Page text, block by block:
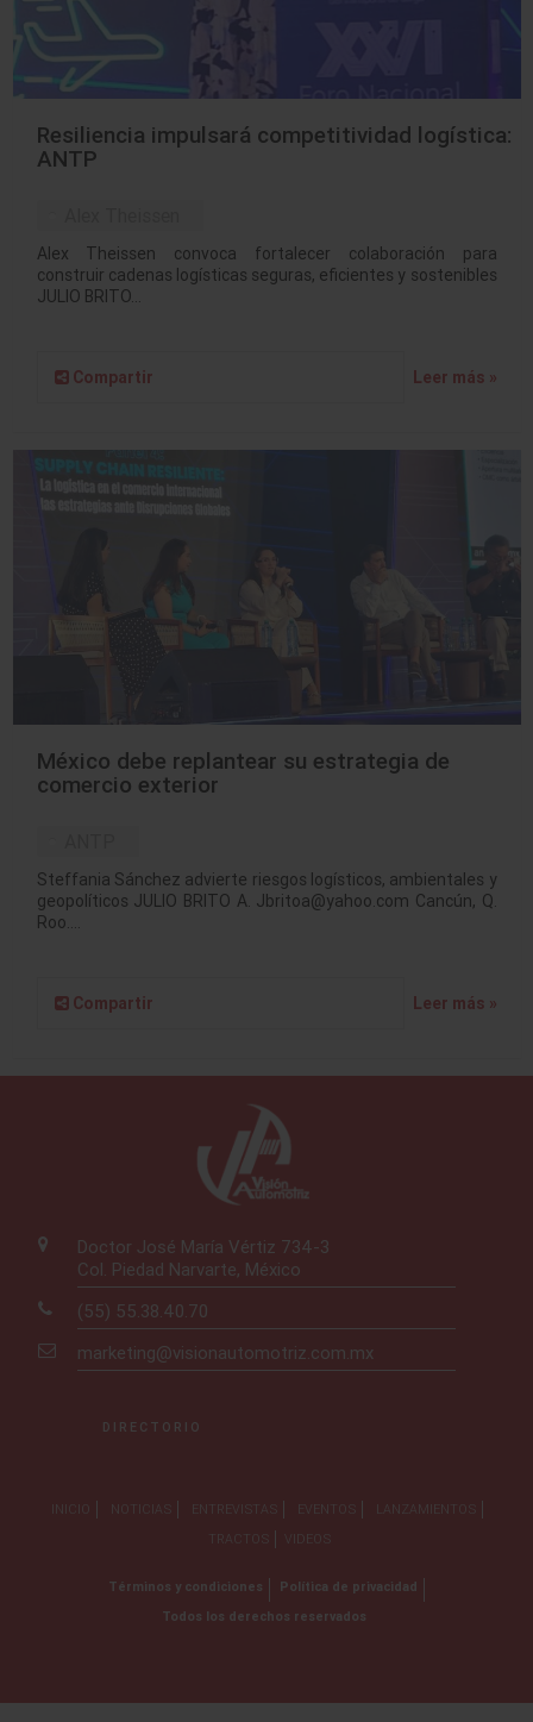
Resiliencia impulsará competitividad logística:
ANTP
Alex Theissen convoca fortalecer colaboración para
construir cadenas logísticas seguras, eficientes y sostenibles
JULIO BRITO…
Compartir Leer más »
México debe replantear su estrategia de
comercio exterior
Steffania Sánchez advierte riesgos logísticos, ambientales y
geopolíticos JULIO BRITO A. Jbritoa@yahoo.com Cancún, Q.
Roo.…
Compartir Leer más »
Doctor José María Vértiz 734-3
Col. Piedad Narvarte, México
(55) 55.38.40.70
marketing@visionautomotriz.com.mx
DIRECTORIO
INICIO NOTICIAS ENTREVISTAS EVENTOS
LANZAMIENTOS
TRACTOS
VIDEOS
Términos y condiciones
Política de privacidad
Todos los derechos reservados